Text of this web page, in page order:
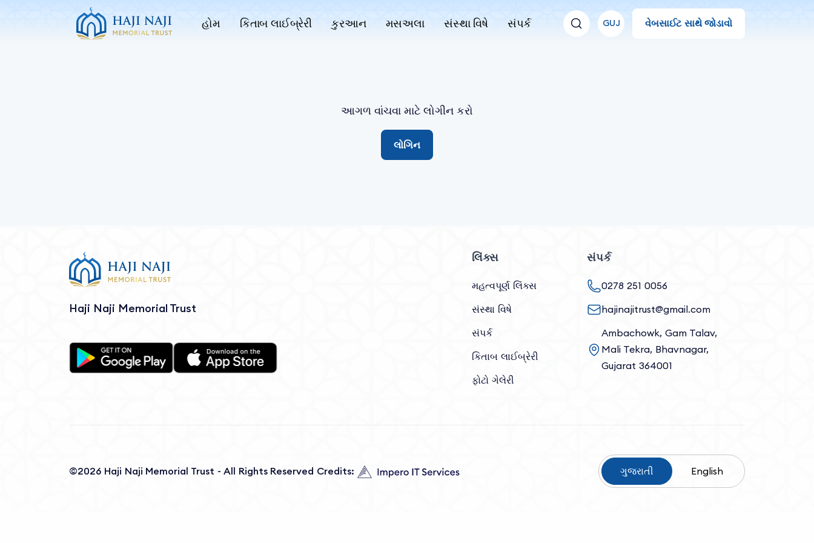
હોમ કિતાબ લાઈબ્રેરી કુરઆન મસઅલા સંસ્થા વિષે સંપર્ક GUJ વેબસાઈટ સાથે જોડાવો
આગળ વાંચવા માટે લોગીન કરો
લોગિન
Haji Naji Memorial Trust
લિંક્સ
મહત્વપૂર્ણ લિંક્સ
સંસ્થા વિષે
સંપર્ક
કિતાબ લાઈબ્રેરી
ફોટો ગેલેરી
સંપર્ક
0278 251 0056
hajinajitrust@gmail.com
Ambachowk, Gam Talav,
Mali Tekra, Bhavnagar,
Gujarat 364001
©2026 Haji Naji Memorial Trust - All Rights Reserved Credits: ગુજરાતી English